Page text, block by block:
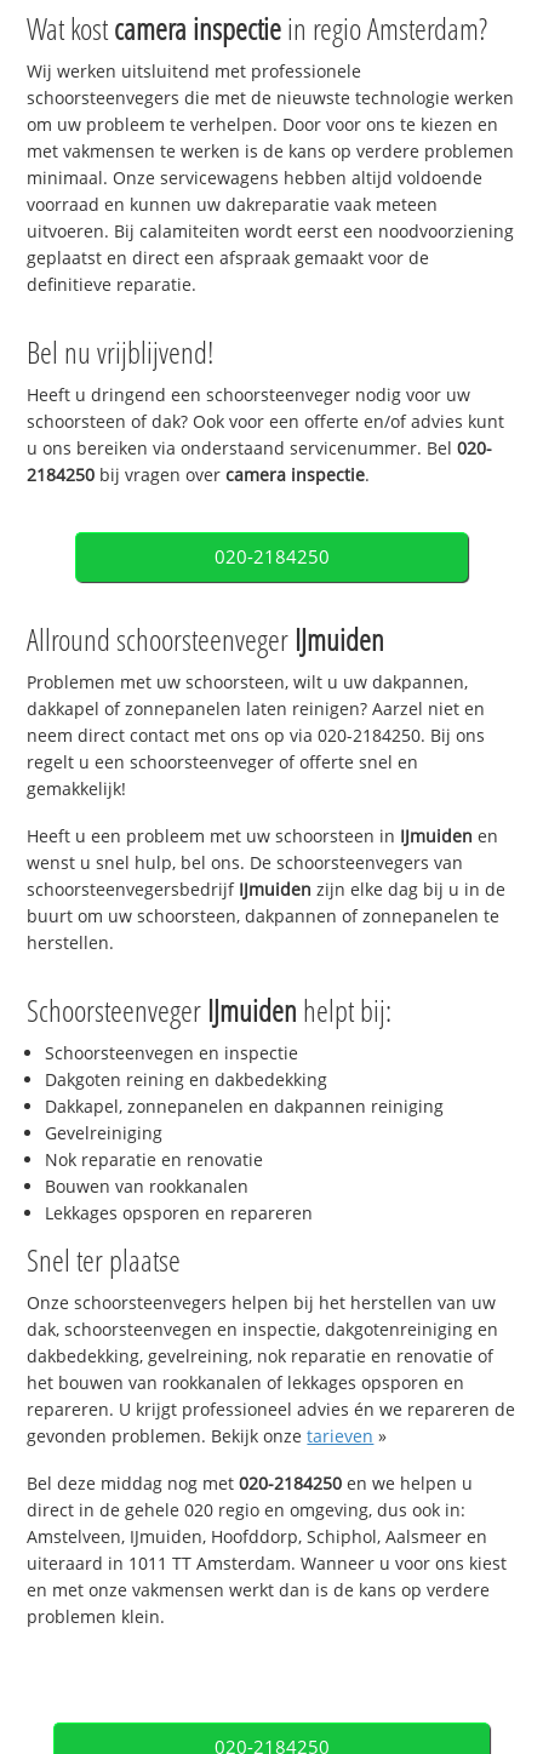
Wat kostcamera inspectiein regio Amsterdam?
Wij werken uitsluitend met professionele
schoorsteenvegers die met de nieuwste technologie werken
om uw probleem te verhelpen. Door voor ons te kiezen en
met vakmensen te werken is de kans op verdere problemen
minimaal. Onze servicewagens hebben altijd voldoende
voorraad en kunnen uw dakreparatie vaak meteen
uitvoeren. Bij calamiteiten wordt eerst een noodvoorziening
geplaatst en direct een afspraak gemaakt voor de
definitieve reparatie.
Bel nu vrijblijvend!
Heeft u dringend een schoorsteenveger nodig voor uw
schoorsteen of dak? Ook voor een offerte en/of advies kunt
u ons bereiken via onderstaand servicenummer. Bel020-
2184250 bij vragen overcamera inspectie.
020-2184250
Allround schoorsteenveger IJmuiden
Problemen met uw schoorsteen, wilt u uw dakpannen,
dakkapel of zonnepanelen laten reinigen? Aarzel niet en
neem direct contact met ons op via 020-2184250. Bij ons
regelt u een schoorsteenveger of offerte snel en
gemakkelijk!
Heeft u een probleem met uw schoorsteen in IJmuiden en
wenst u snel hulp, bel ons. De schoorsteenvegers van
schoorsteenvegersbedrijf IJmuiden zijn elke dag bij u in de
buurt om uw schoorsteen, dakpannen of zonnepanelen te
herstellen.
Schoorsteenveger IJmuiden helpt bij:
Schoorsteenvegen en inspectie
Dakgoten reining en dakbedekking
Dakkapel, zonnepanelen en dakpannen reiniging
Gevelreiniging
Nok reparatie en renovatie
Bouwen van rookkanalen
Lekkages opsporen en repareren
Snel ter plaatse
Onze schoorsteenvegers helpen bij het herstellen van uw
dak, schoorsteenvegen en inspectie, dakgotenreiniging en
dakbedekking, gevelreining, nok reparatie en renovatie of
het bouwen van rookkanalen of lekkages opsporen en
repareren. U krijgt professioneel advies én we repareren de
gevonden problemen. Bekijk onzetarieven »
Bel deze middag nog met020-2184250 en we helpen u
direct in de gehele 020 regio en omgeving, dus ook in:
Amstelveen, IJmuiden, Hoofddorp, Schiphol, Aalsmeer en
uiteraard in 1011 TT Amsterdam. Wanneer u voor ons kiest
en met onze vakmensen werkt dan is de kans op verdere
problemen klein.
020-2184250